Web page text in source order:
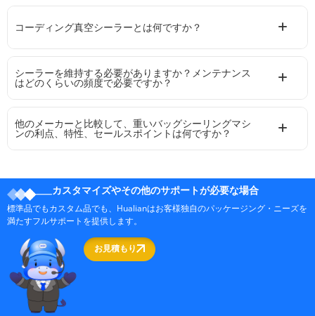
コーディング真空シーラーとは何ですか？
シーラーを維持する必要がありますか？メンテナンス
はどのくらいの頻度で必要ですか？
他のメーカーと比較して、重いバッグシーリングマシ
ンの利点、特性、セールスポイントは何ですか？
カスタマイズやその他のサポートが必要な場合
標準品でもカスタム品でも、Hualianはお客様独自のパッケージング・ニーズを
満たすフルサポートを提供します。
お見積もり